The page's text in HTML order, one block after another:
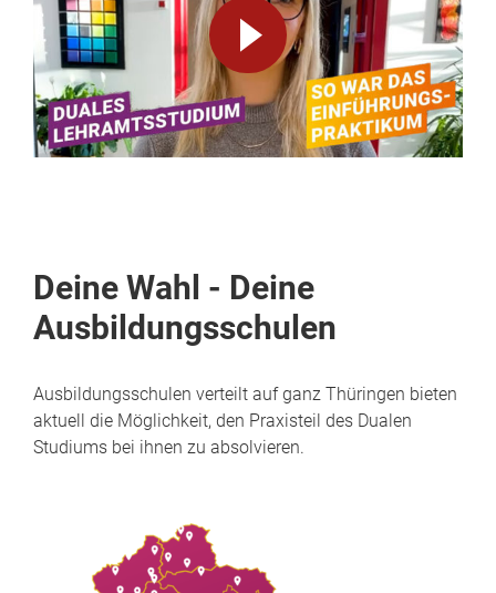
Video
abspielen
Deine Wahl - Deine
Ausbildungsschulen
Ausbildungsschulen verteilt auf ganz Thüringen bieten
aktuell die Möglichkeit, den Praxisteil des Dualen
Studiums bei ihnen zu absolvieren.